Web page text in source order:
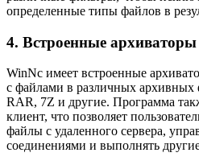
определенные типы файлов в
4. Встроенные
WinNc имеет встроенные
с файлами в различных архивных
RAR, 7Z и другие. Программа
клиент, что позволяет
файлы с удаленного сервера,
соединениями и выполнять